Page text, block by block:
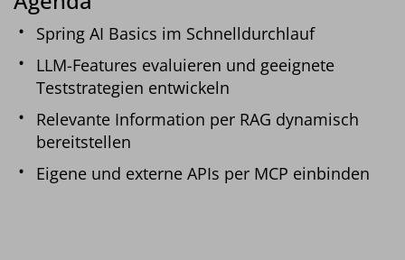
Spring AI Basics im Schnelldurchlauf
LLM-Features evaluieren und geeignete
Teststrategien entwickeln
Relevante Information per RAG dynamisch
bereitstellen
Eigene und externe APIs per MCP einbinden